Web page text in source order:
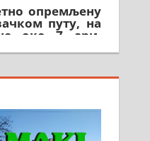
путу, на
око 7 ари.
102-35-25
нова,
од 8 ари у
Алексинцу.
21-63-584